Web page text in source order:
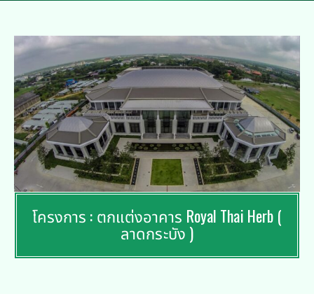
โครงการ : ตกแต่งอาคาร Royal Thai Herb (
ลาดกระบัง )